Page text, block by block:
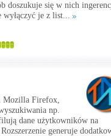
doszukuje się w nich
wyłączyć je z list...
Mozilla Firefox,
np.
dane użytkowników na
generuje